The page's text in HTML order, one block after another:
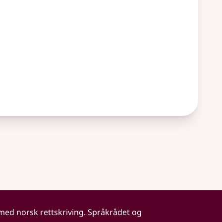
norsk rettskriving. Språkrådet og